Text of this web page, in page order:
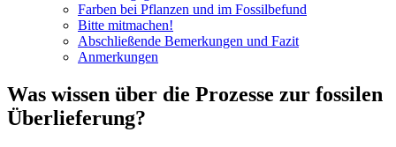
Farben bei Pflanzen und im Fossilbefund
Bitte mitmachen!
Abschließende Bemerkungen und Fazit
Anmerkungen
Was wissen über die Prozesse zur fossilen
Überlieferung?